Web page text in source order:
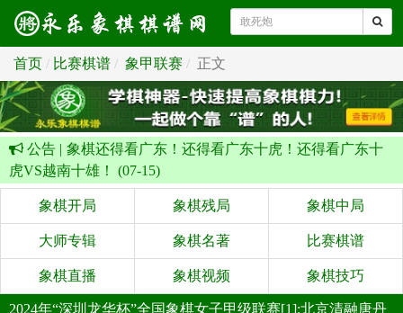
首页 比赛棋谱 象甲联赛 正文
公告 | 象棋还得看广东！还得看广东十虎！还得看广东十
虎VS越南十雄！ (07-15)
象棋开局 象棋残局 象棋中局
大师专辑 象棋名著 比赛棋谱
象棋直播 象棋视频 象棋技巧
2024年“深圳龙华杯”全国象棋女子甲级联赛[1]:北京清融唐丹